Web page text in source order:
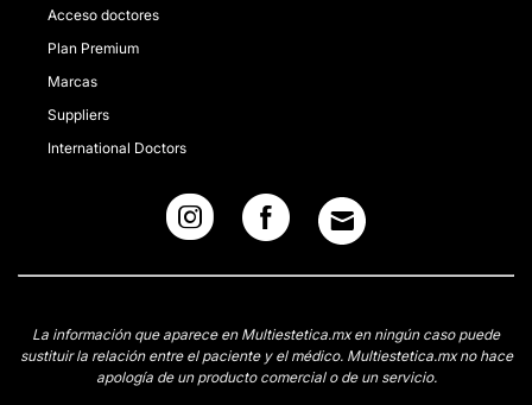
Acceso doctores
Plan Premium
Marcas
Suppliers
International Doctors
La información que aparece en Multiestetica.mx en ningún caso puede
sustituir la relación entre el paciente y el médico. Multiestetica.mx no hace
apología de un producto comercial o de un servicio.